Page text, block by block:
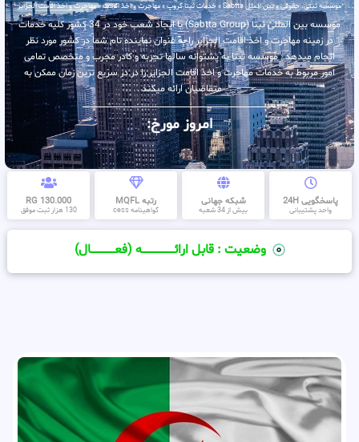
موسسه ثبتی، حقوقی و بین الملل Sabtta » خدمات ثبتا گروپ»مهاجرت و اخذ اقامت»مهاجرت و اخذ اقامت الجزایر
موسسه بین المللی ثبتا (Sabtta Group) با ایجاد شعب خود در 34 کشور کلیه خدمات
در زمینه مهاجرت و اخذ اقامت الجزایر را به عنوان نماینده تام شما در کشور مورد نظر
انجام میدهد . موسسه ثبتا به پشتوانه سالها تجربه و کادر مجرب و متخصص تمامی
امور مربوط به خدمات مهاجرت و اخذ اقامت الجزایر را در در سریع ترین زمان ممکن به
متقاضیان ارائه میکند .
امروز مورخ:
پاسخگویی 24H
واحد پشتیبانی
شبکه جهانی
بیش از 34 شعبه
رتبه MQFL
گواهینامه cess
130.000 RG
130 هزار ثبت موفق
وضعیت : قابل ارائــــــــــــــــــــه (فعـــــــــــــــال)